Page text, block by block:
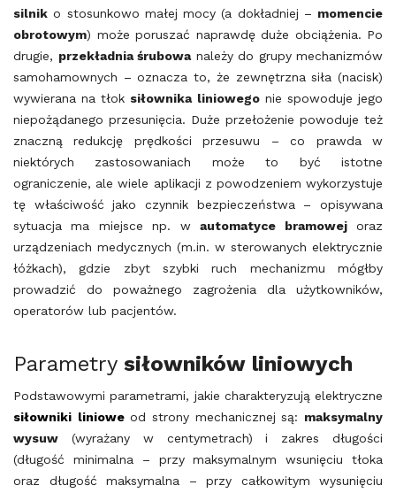
silnik o stosunkowo małej mocy (a dokładniej – momencie
obrotowym) może poruszać naprawdę duże obciążenia. Po
drugie, przekładnia śrubowanależy do grupy mechanizmów
samohamownych – oznacza to, że zewnętrzna siła (nacisk)
wywierana na tłok siłownika liniowego nie spowoduje jego
niepożądanego przesunięcia. Duże przełożenie powoduje też
znaczną redukcję prędkości przesuwu – co prawda w
niektórych zastosowaniach może to być istotne
ograniczenie, ale wiele aplikacji z powodzeniem wykorzystuje
tę właściwość jako czynnik bezpieczeństwa – opisywana
sytuacja ma miejsce np. wautomatyce bramowejoraz
urządzeniach medycznych (m.in. w sterowanych elektrycznie
łóżkach), gdzie zbyt szybki ruch mechanizmu mógłby
prowadzić do poważnego zagrożenia dla użytkowników,
operatorów lub pacjentów.
Parametry siłowników liniowych
Podstawowymi parametrami, jakie charakteryzują elektryczne
siłowniki linioweod strony mechanicznej są: maksymalny
wysuw (wyrażany w centymetrach) i zakres długości
(długość minimalna – przy maksymalnym wsunięciu tłoka
oraz długość maksymalna – przy całkowitym wysunięciu